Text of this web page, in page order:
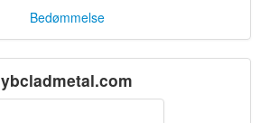
Bedømmelse
ybcladmetal.com